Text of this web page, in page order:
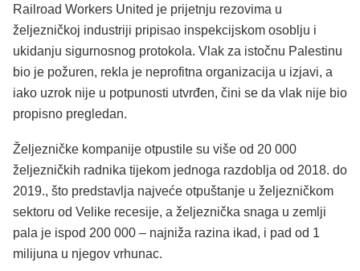
Railroad Workers United je prijetnju rezovima u
željezničkoj industriji pripisao inspekcijskom osoblju i
ukidanju sigurnosnog protokola. Vlak za istočnu Palestinu
bio je požuren, rekla je neprofitna organizacija u izjavi, a
iako uzrok nije u potpunosti utvrđen, čini se da vlak nije bio
propisno pregledan.
Željezničke kompanije otpustile su više od 20 000
željezničkih radnika tijekom jednoga razdoblja od 2018. do
2019., što predstavlja najveće otpuštanje u željezničkom
sektoru od Velike recesije, a željeznička snaga u zemlji
pala je ispod 200 000 – najniža razina ikad, i pad od 1
milijuna u njegov vrhunac.